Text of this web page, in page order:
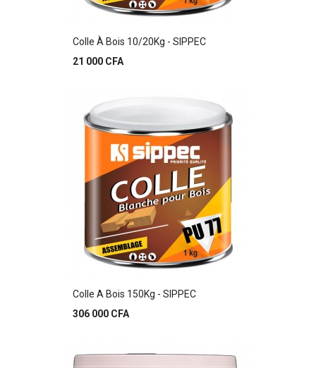
Colle À Bois 10/20Kg - SIPPEC
Prix
21 000 CFA
Colle A Bois 150Kg - SIPPEC
Prix
306 000 CFA